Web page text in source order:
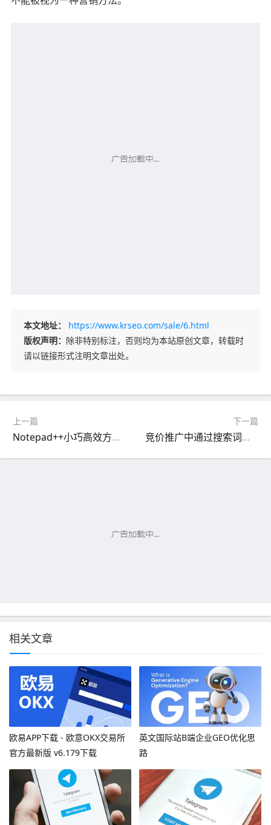
本文地址：
https://www.krseo.com/sale/6.html
版权声明： 除非特别标注，否则均为本站原创文章，转载时
请以链接形式注明文章出处。
上一篇
Notepad++小巧高效方便又快捷的代码编译器
下一篇
竞价推广中通过搜索词报告可以分析出什么问题？
相关文章
欧易APP下载 - 欧意OKX交易所
官方最新版 v6.179下载
英文国际站B端企业GEO优化思
路